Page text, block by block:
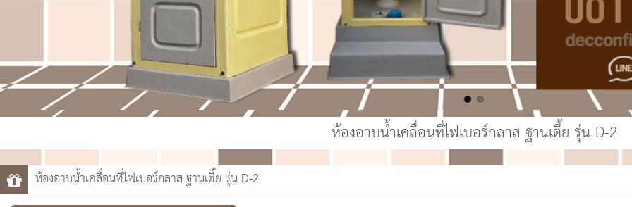
ห้องอาบน้ำเคลื่อนที่ไฟเบอร์กลาส ฐานเตี้ย รุ่น D-2
ห้องอาบน้ำเคลื่อนที่ไฟเบอร์กลาส ฐานเตี้ย รุ่น D-2